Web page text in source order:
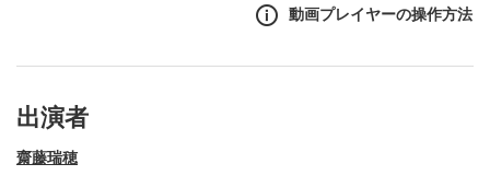
動画プレイヤーの操作方法
出演者
齋藤瑞穂